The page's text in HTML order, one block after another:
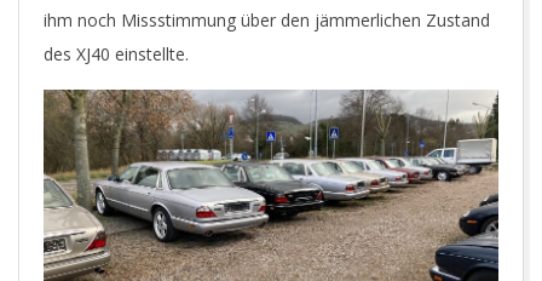
ihm noch Missstimmung über den jämmerlichen Zustand
des XJ40 einstellte.